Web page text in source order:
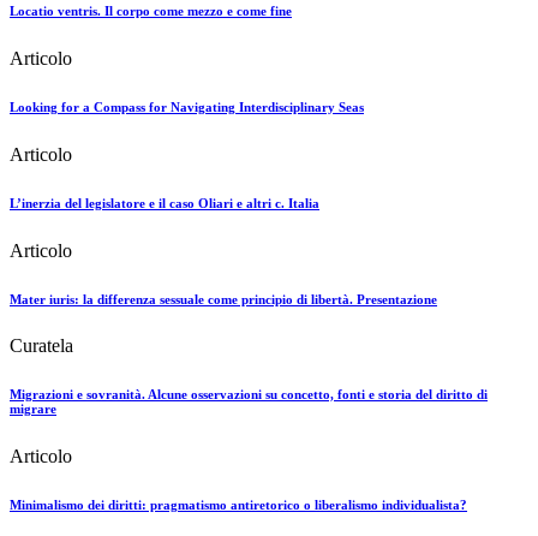
Locatio ventris. Il corpo come mezzo e come fine
Articolo
Looking for a Compass for Navigating Interdisciplinary Seas
Articolo
L’inerzia del legislatore e il caso Oliari e altri c. Italia
Articolo
Mater iuris: la differenza sessuale come principio di libertà. Presentazione
Curatela
Migrazioni e sovranità. Alcune osservazioni su concetto, fonti e storia del diritto di
migrare
Articolo
Minimalismo dei diritti: pragmatismo antiretorico o liberalismo individualista?